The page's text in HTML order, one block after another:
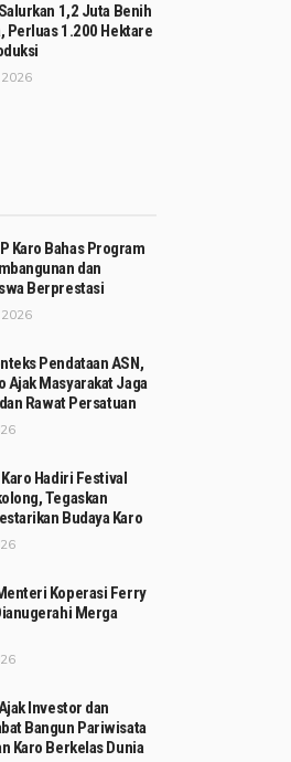
1,2 Juta Benih
Perluas 1.200 Hektare
Karo Bahas Program
dan
Berprestasi
Pendataan ASN,
Ajak Masyarakat Jaga
Rawat Persatuan
Hadiri Festival
Tegaskan
Budaya Karo
Koperasi Ferry
Merga
Investor dan
Bangun Pariwisata
Karo Berkelas Dunia